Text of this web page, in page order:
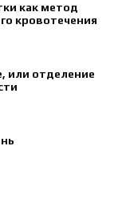
как метод
кровотечения
или отделение